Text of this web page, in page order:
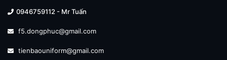
0946759112 - Mr Tuấn
f5.dongphuc@gmail.com
tienbaouniform@gmail.com